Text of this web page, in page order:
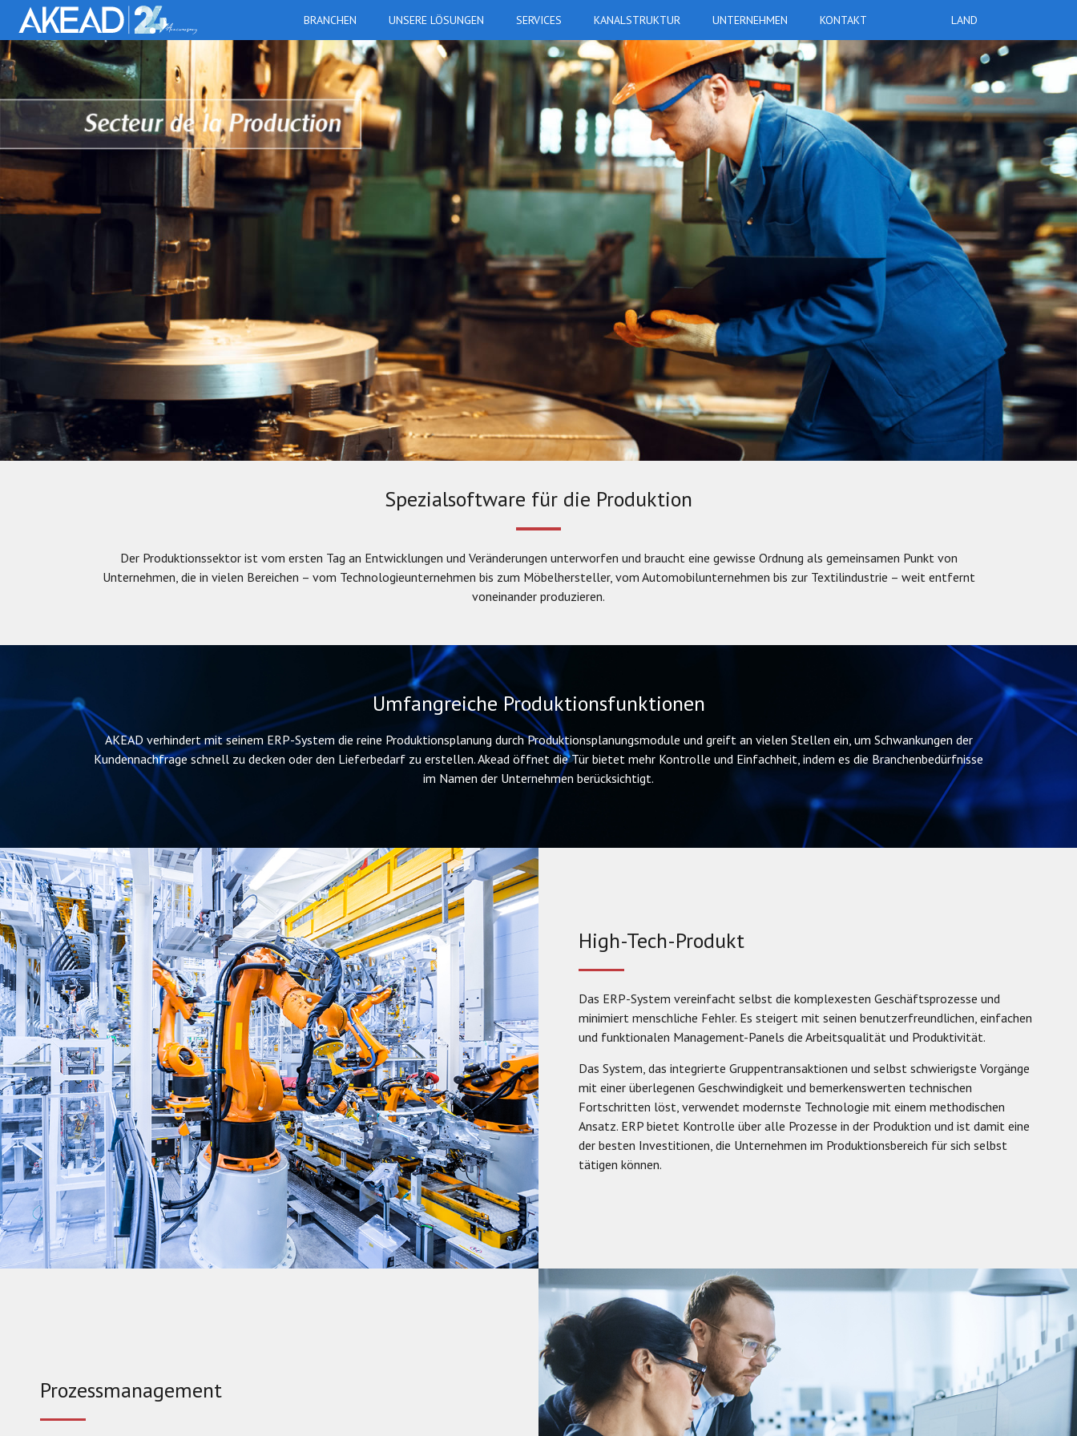
BRANCHEN UNSERE LÖSUNGEN SERVICES KANALSTRUKTUR UNTERNEHMEN KONTAKT LAND
Spezialsoftware für die Produktion
Der Produktionssektor ist vom ersten Tag an Entwicklungen und Veränderungen unterworfen und braucht eine gewisse Ordnung als gemeinsamen Punkt von
Unternehmen, die in vielen Bereichen – vom Technologieunternehmen bis zum Möbelhersteller, vom Automobilunternehmen bis zur Textilindustrie – weit entfernt
voneinander produzieren.
Umfangreiche Produktionsfunktionen
AKEAD verhindert mit seinem ERP-System die reine Produktionsplanung durch Produktionsplanungsmodule und greift an vielen Stellen ein, um Schwankungen der
Kundennachfrage schnell zu decken oder den Lieferbedarf zu erstellen. Akead öffnet die Tür bietet mehr Kontrolle und Einfachheit, indem es die Branchenbedürfnisse
im Namen der Unternehmen berücksichtigt.
High-Tech-Produkt
Das ERP-System vereinfacht selbst die komplexesten Geschäftsprozesse und
minimiert menschliche Fehler. Es steigert mit seinen benutzerfreundlichen, einfachen
und funktionalen Management-Panels die Arbeitsqualität und Produktivität.
Das System, das integrierte Gruppentransaktionen und selbst schwierigste Vorgänge
mit einer überlegenen Geschwindigkeit und bemerkenswerten technischen
Fortschritten löst, verwendet modernste Technologie mit einem methodischen
Ansatz. ERP bietet Kontrolle über alle Prozesse in der Produktion und ist damit eine
der besten Investitionen, die Unternehmen im Produktionsbereich für sich selbst
tätigen können.
Prozessmanagement